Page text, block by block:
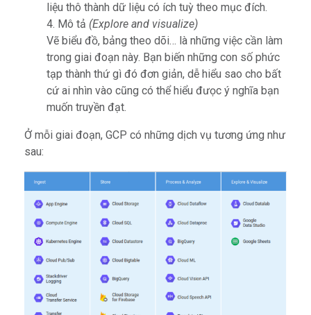
liệu thô thành dữ liệu có ích tuỳ theo mục đích.
Mô tả (Explore and visualize)
Vẽ biểu đồ, bảng theo dõi… là những việc cần làm
trong giai đoạn này. Bạn biến những con số phức
tạp thành thứ gì đó đơn giản, dễ hiểu sao cho bất
cứ ai nhìn vào cũng có thể hiểu đưọc ý nghĩa bạn
muốn truyền đạt.
Ở mỗi giai đoạn, GCP có những dịch vụ tương ứng như
sau: